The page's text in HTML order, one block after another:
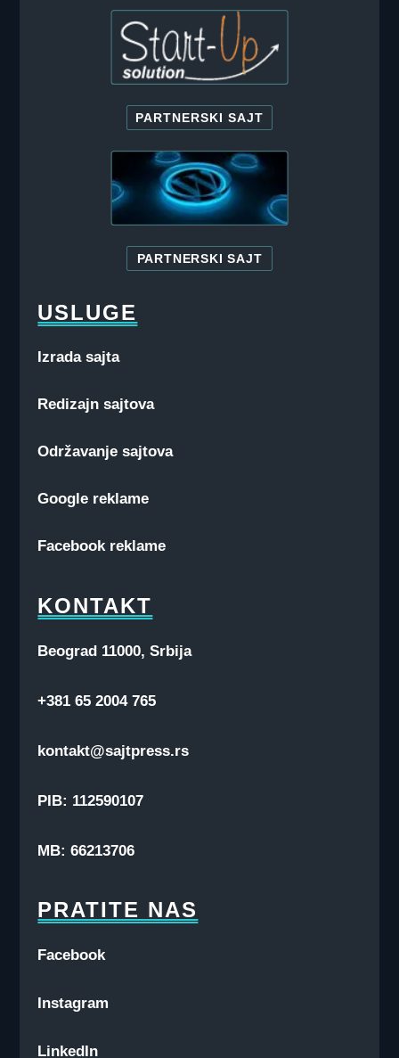
PARTNERSKI SAJT
PARTNERSKI SAJT
USLUGE
Izrada sajta
Redizajn sajtova
Održavanje sajtova
Google reklame
Facebook reklame
KONTAKT
Beograd 11000, Srbija
+381 65 2004 765
kontakt@sajtpress.rs
PIB: 112590107
MB: 66213706
PRATITE NAS
Facebook
Instagram
LinkedIn